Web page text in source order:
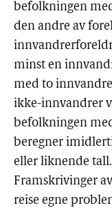
befolkningen
den andre av
minst en
med to
ikke-innvandrer
befolkningen
beregner
eller liknende tall.
Framskrivinger
reise egne